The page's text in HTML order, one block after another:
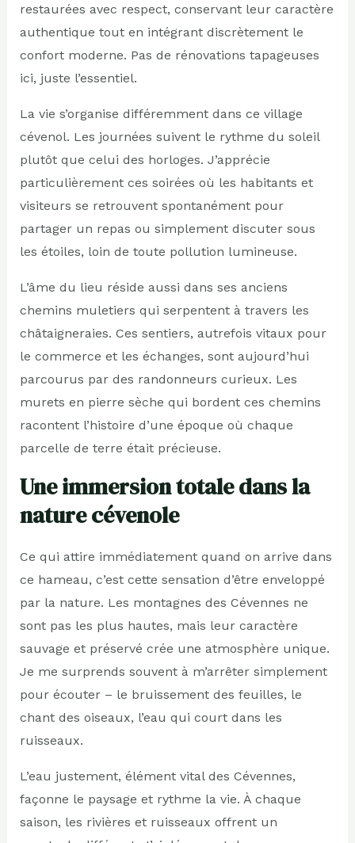
restaurées avec respect, conservant leur caractère
authentique tout en intégrant discrètement le
confort moderne. Pas de rénovations tapageuses
ici, juste l’essentiel.
La vie s’organise différemment dans ce village
cévenol. Les journées suivent le rythme du soleil
plutôt que celui des horloges. J’apprécie
particulièrement ces soirées où les habitants et
visiteurs se retrouvent spontanément pour
partager un repas ou simplement discuter sous
les étoiles, loin de toute pollution lumineuse.
L’âme du lieu réside aussi dans ses anciens
chemins muletiers qui serpentent à travers les
châtaigneraies. Ces sentiers, autrefois vitaux pour
le commerce et les échanges, sont aujourd’hui
parcourus par des randonneurs curieux. Les
murets en pierre sèche qui bordent ces chemins
racontent l’histoire d’une époque où chaque
parcelle de terre était précieuse.
Une immersion totale dans la
nature cévenole
Ce qui attire immédiatement quand on arrive dans
ce hameau, c’est cette sensation d’être enveloppé
par la nature. Les montagnes des Cévennes ne
sont pas les plus hautes, mais leur caractère
sauvage et préservé crée une atmosphère unique.
Je me surprends souvent à m’arrêter simplement
pour écouter – le bruissement des feuilles, le
chant des oiseaux, l’eau qui court dans les
ruisseaux.
L’eau justement, élément vital des Cévennes,
façonne le paysage et rythme la vie. À chaque
saison, les rivières et ruisseaux offrent un